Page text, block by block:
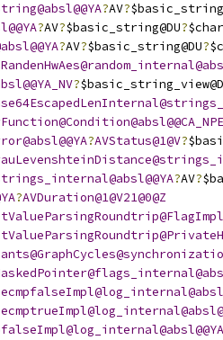
?AV?
?AV?$basic_string@DU?
?AV?$basic_string@DU?
?
?AVStatus@1@V?
?AV?
?AVDuration@1@V21@0@Z